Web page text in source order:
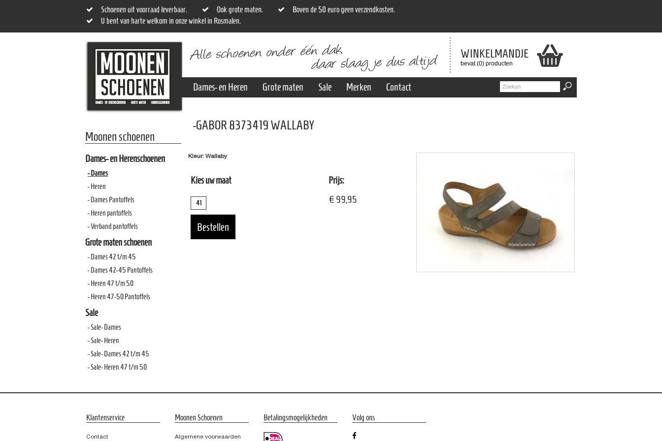
Schoenen uit voorraad leverbaar. Ook grote maten.
Boven de 50 euro geen verzendkosten.
U bent van harte welkom in onze winkel in Rosmalen.
WINKELMANDJE
bevat (0) producten
Dames- en Heren Grote maten Sale Merken Contact
Moonen schoenen
Dames- en Herenschoenen
- Dames
- Heren
- Dames Pantoffels
- Heren pantoffels
- Verband pantoffels
Grote maten schoenen
- Dames 42 t/m 45
- Dames 42-45 Pantoffels
- Heren 47 t/m 50
- Heren 47-50 Pantoffels
Sale
- Sale- Dames
- Sale- Heren
- Sale- Dames 42 t/m 45
- Sale- Heren 47 t/m 50
-GABOR 8373419 WALLABY
Kleur: Wallaby
Kies uw maat
41
Prijs:
€ 99,95
Klantenservice
Contact
Moonen Schoenen
Algemene voorwaarden
Betalingsmogelijkheden Volg ons